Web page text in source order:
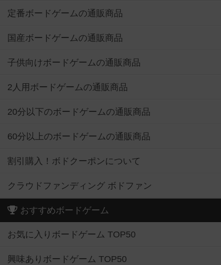
定番ボードゲームの通販商品
国産ボードゲームの通販商品
子供向けボードゲームの通販商品
2人用ボードゲームの通販商品
20分以下のボードゲームの通販商品
60分以上のボードゲームの通販商品
割引購入！ボドクーポンについて
クラウドファンディング ボドファン
おすすめボードゲーム
お気に入りボードゲーム TOP50
興味ありボードゲーム TOP50